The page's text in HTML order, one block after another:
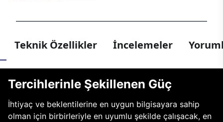
Teknik Özellikler İncelemeler
Tercihlerinle Şekillenen Güç
İhtiyaç ve beklentilerine en uygun bilgisayara sahip
olman için birbirleriyle en uyumlu şekilde çalışacak, en